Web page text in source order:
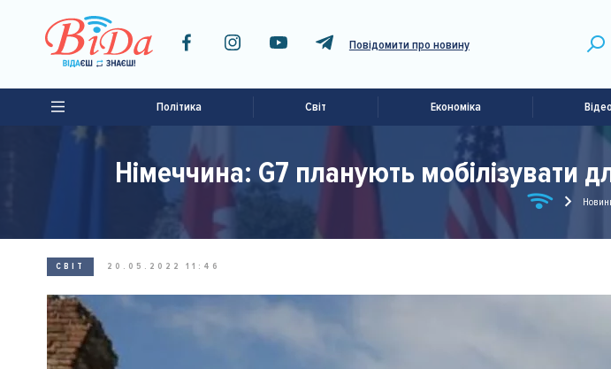
Повідомити про новину
Політика Світ Економіка Відео
Німеччина: G7 планують мобілізувати
СВІТ 20.05.2022 11:46